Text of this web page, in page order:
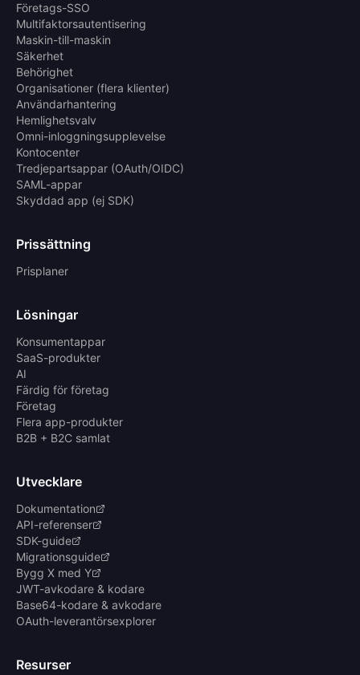
Företags-SSO
Multifaktorsautentisering
Maskin-till-maskin
Säkerhet
Behörighet
Organisationer (flera klienter)
Användarhantering
Hemlighetsvalv
Omni-inloggningsupplevelse
Kontocenter
Tredjepartsappar (OAuth/OIDC)
SAML-appar
Skyddad app (ej SDK)
Prissättning
Prisplaner
Lösningar
Konsumentappar
SaaS-produkter
AI
Färdig för företag
Företag
Flera app-produkter
B2B + B2C samlat
Utvecklare
Dokumentation
API-referenser
SDK-guide
Migrationsguide
Bygg X med Y
JWT-avkodare & kodare
Base64-kodare & avkodare
OAuth-leverantörsexplorer
Resurser